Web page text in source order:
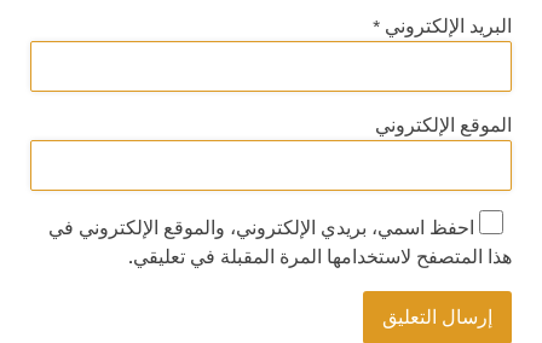
البريد الإلكتروني *
الموقع الإلكتروني
احفظ اسمي، بريدي الإلكتروني، والموقع الإلكتروني في
هذا المتصفح لاستخدامها المرة المقبلة في تعليقي.